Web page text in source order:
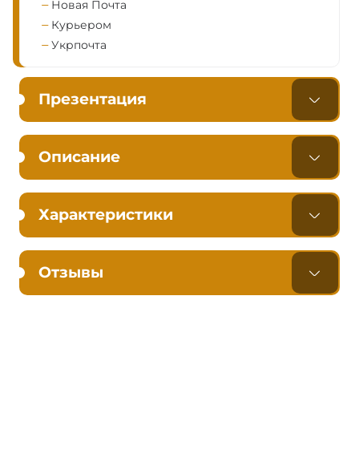
Новая Почта
Курьером
Укрпочта
Презентация
Описание
Характеристики
Отзывы